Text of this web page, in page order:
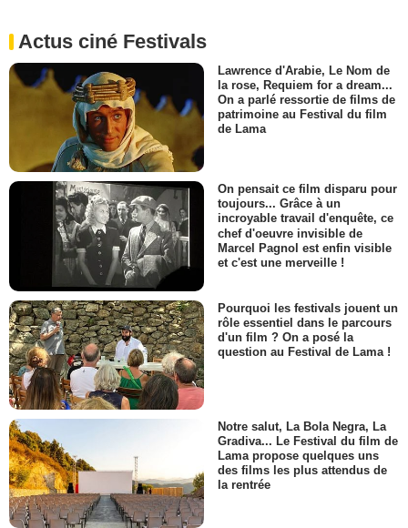
Actus ciné Festivals
Lawrence d'Arabie, Le Nom de
la rose, Requiem for a dream...
On a parlé ressortie de films de
patrimoine au Festival du film
de Lama
On pensait ce film disparu pour
toujours... Grâce à un
incroyable travail d'enquête, ce
chef d'oeuvre invisible de
Marcel Pagnol est enfin visible
et c'est une merveille !
Pourquoi les festivals jouent un
rôle essentiel dans le parcours
d'un film ? On a posé la
question au Festival de Lama !
Notre salut, La Bola Negra, La
Gradiva... Le Festival du film de
Lama propose quelques uns
des films les plus attendus de
la rentrée